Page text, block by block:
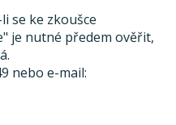
se ke zkoušce
je nutné předem ověřit,
nebo e-mail: